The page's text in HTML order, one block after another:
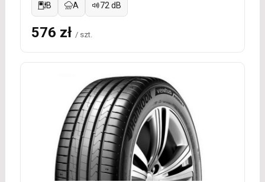
B A 72 dB
576 zł / szt.